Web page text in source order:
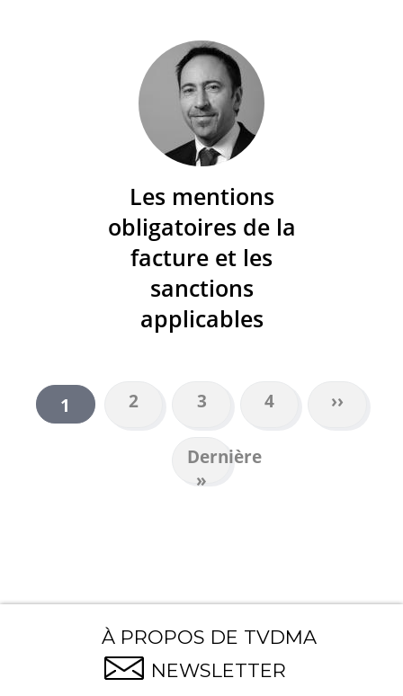
Les mentions
obligatoires de la
facture et les
sanctions
applicables
PAGINATION
Page
courante
1 Page
2 Page
3 Page
4
Page
››
Dernière
page
Dernière
»
À PROPOS DE TVDMA
NEWSLETTER